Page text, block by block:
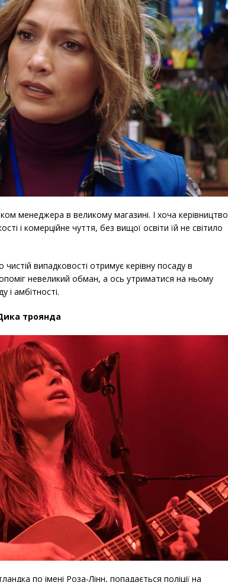
менеджера в великому магазині. І хоча керівництво
і комерційне чуття, без вищої освіти їй не світило
випадковості отримує керівну посаду в
невеликий обман, а ось утриматися на ньому
і амбітності.
троянда
по імені Роза-Лінн, попадається поліції на